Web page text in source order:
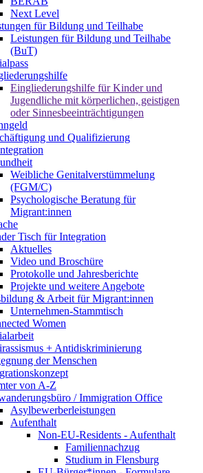
Next Level
für Bildung und Teilhabe
Leistungen für Bildung und Teilhabe
(BuT)
Eingliederungshilfe für Kinder und
Jugendliche mit körperlichen, geistigen
oder Sinnesbeeinträchtigungen
und Qualifizierung
Weibliche Genitalverstümmelung
(FGM/C)
Psychologische Beratung für
Migrant:innen
Tisch für Integration
Aktuelles
Video und Broschüre
Protokolle und Jahresberichte
Projekte und weitere Angebote
& Arbeit für Migrant:innen
Unternehmen-Stammtisch
Women
+ Antidiskriminierung
der Menschen
von A-Z
/ Immigration Office
Asylbewerberleistungen
Aufenthalt
Non-EU-Residents - Aufenthalt
Familiennachzug
Studium in Flensburg